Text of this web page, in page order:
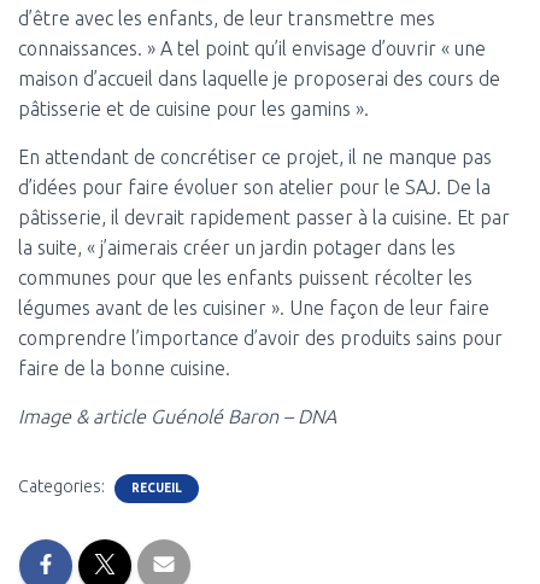
d’être avec les enfants, de leur transmettre mes
connaissances. » A tel point qu’il envisage d’ouvrir « une
maison d’accueil dans laquelle je proposerai des cours de
pâtisserie et de cuisine pour les gamins ».
En attendant de concrétiser ce projet, il ne manque pas
d’idées pour faire évoluer son atelier pour le SAJ. De la
pâtisserie, il devrait rapidement passer à la cuisine. Et par
la suite, « j’aimerais créer un jardin potager dans les
communes pour que les enfants puissent récolter les
légumes avant de les cuisiner ». Une façon de leur faire
comprendre l’importance d’avoir des produits sains pour
faire de la bonne cuisine.
Image & article Guénolé Baron – DNA
Categories: RECUEIL